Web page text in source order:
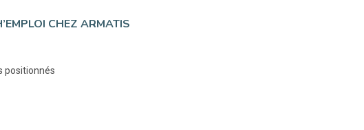
CHEZ ARMATIS
positionnés